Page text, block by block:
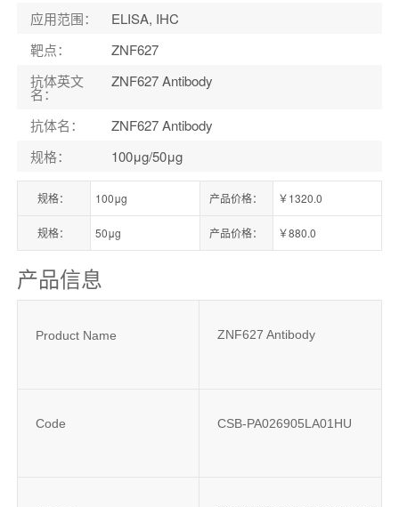
应用范围：
ELISA, IHC
靶点：
ZNF627
抗体英文
名：
ZNF627 Antibody
抗体名：
ZNF627 Antibody
规格： 100μg/50μg
规格： 100μg 产品价格： ￥1320.0
规格： 50μg 产品价格： ￥880.0
产品信息
Product Name ZNF627 Antibody
Code CSB-PA026905LA01HU